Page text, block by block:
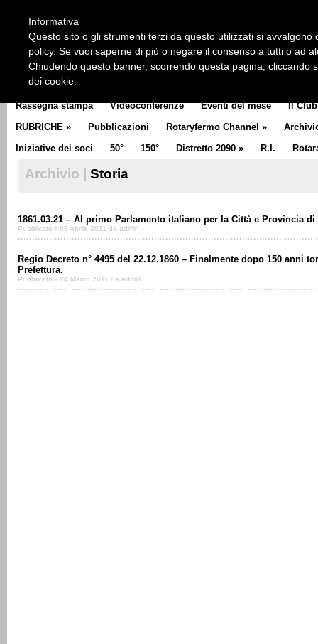
CLUB COMMUNICATOR
Rassegna stampa Videoconferenze Eventi del mese Il Club
RUBRICHE » Pubblicazioni Rotaryfermo Channel »
Iniziative dei soci
50° 150° Distretto 2090 » R.I.
Archivio | Storia
1861.03.21 – Al primo Parlamento italiano per la Città e Provincia di
Pubblicato il 03 Aprile 2011 da admin
Regio Decreto n° 4495 del 22.12.1860 – Finalmente dopo 150 anni
Prefettura.
Pubblicato il 24 Marzo 2011 da admin
Informativa
Questo sito o gli strumenti terzi da questo utilizzati si
policy. Se vuoi saperne di più o negare il consenso a tutti o ad
Chiudendo questo banner, scorrendo questa pagina, cliccando
dei cookie.